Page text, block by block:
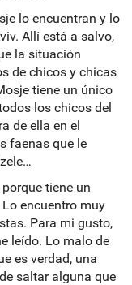
lo encuentran y lo
Allí está a salvo,
la situación
de chicos y chicas
tiene un único
los chicos del
de ella en el
faenas que le
tiene un
encuentro muy
Para mi gusto,
leído. Lo malo de
es verdad, una
saltar alguna que